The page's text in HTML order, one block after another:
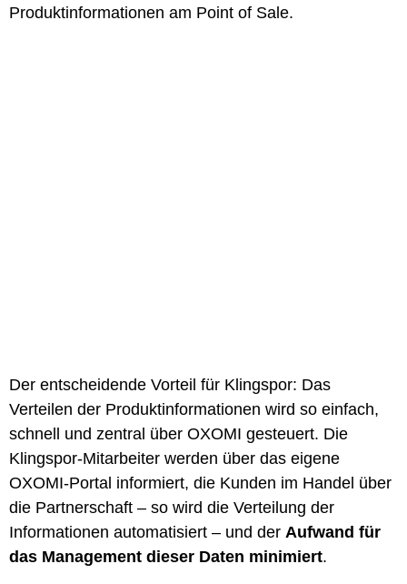
Produktinformationen am Point of Sale.
Der entscheidende Vorteil für Klingspor: Das
Verteilen der Produktinformationen wird so einfach,
schnell und zentral über OXOMI gesteuert. Die
Klingspor-Mitarbeiter werden über das eigene
OXOMI-Portal informiert, die Kunden im Handel über
die Partnerschaft – so wird die Verteilung der
Informationen automatisiert – und der Aufwand für
das Management dieser Daten minimiert.